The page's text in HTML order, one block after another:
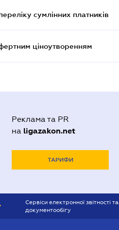
сумлінних платників
ціноутворенням
Реклама та PR
на ligazakon.net
ТАРИФИ
Сервіси електронної звітності та
документообігу